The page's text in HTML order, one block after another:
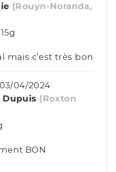
(Rouyn-Noranda,
mais c’est très bon
03/04/2024
Dupuis (Roxton
BON